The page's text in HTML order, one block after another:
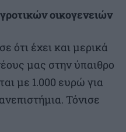
οικογενειών
ότι έχει και μερικά
μας στην ύπαιθρο
με 1.000 ευρώ για
Τόνισε